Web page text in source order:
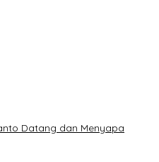
Datang dan Menyapa